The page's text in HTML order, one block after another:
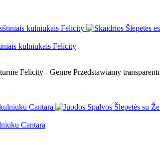
kulniukais Felicity
Felicity - Gemre Przedstawiamy
Cantara